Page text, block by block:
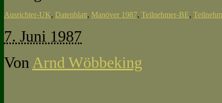
Ausrichter-UK, Datenblatt, Manöver 1987, Teilnehmer-BE,
7. Juni 1987
Von Arnd Wöbbeking